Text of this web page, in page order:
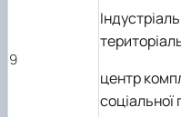
9
центр
соціальної